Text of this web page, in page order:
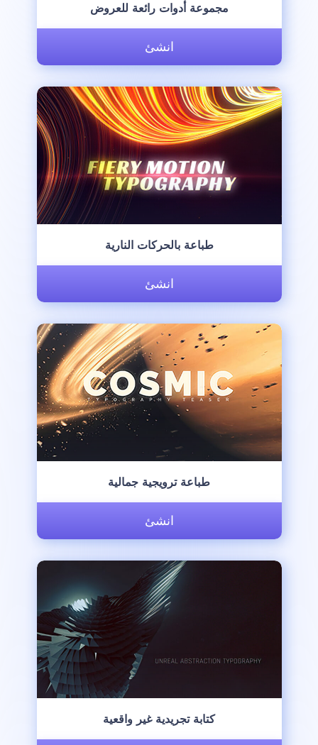
مجموعة أدوات رائعة للعروض
انشئ
طباعة بالحركات النارية
انشئ
طباعة ترويجية جمالية
انشئ
كتابة تجريدية غير واقعية